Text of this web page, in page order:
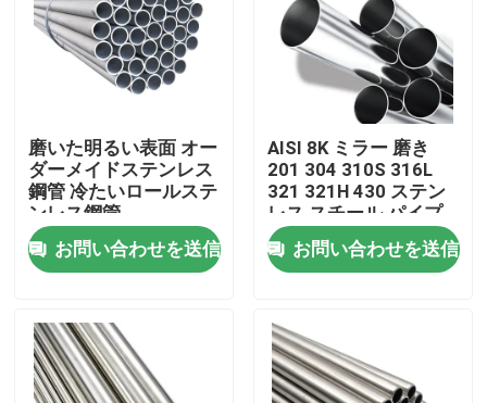
ホーム
ビデオ
磨いた明るい表面 オー
ダーメイドステンレス
鋼管 冷たいロールステ
ンレス鋼管
お問い合わせを送信
AISI 8K ミラー 磨き
201 304 310S 316L
321 321H 430 ステン
レス スチール パイプ
ステンレス スチール
パイプお問い合わせを送信